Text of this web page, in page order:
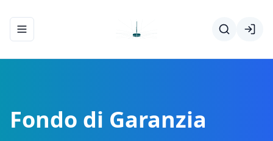
Apri/chiudi menu di navigazione
Fondo di Garanzia